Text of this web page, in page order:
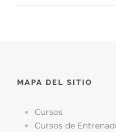
MAPA DEL SITIO
Cursos
Cursos de